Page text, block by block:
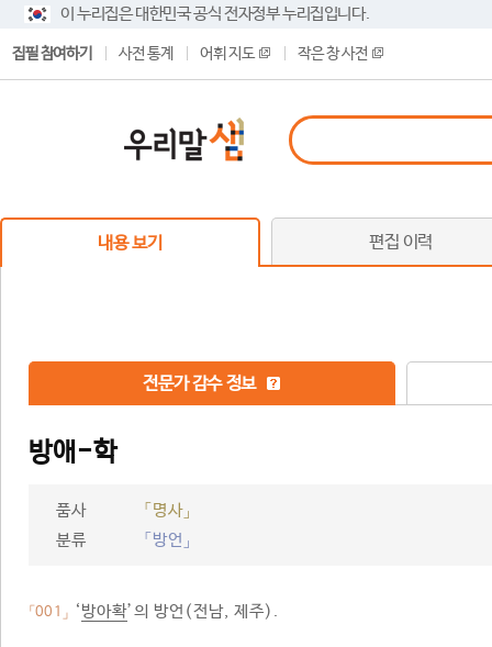
이 누리집은 대한민국 공식 전자정부 누리집입니다.
집필 참여하기 사전 통계 어휘 지도 작은 창 사전
내용 보기 편집 이력
전문가 감수 정보
방애-학
품사
「명사」
분류
「방언」
「001」 ‘방아확’의 방언(전남, 제주).